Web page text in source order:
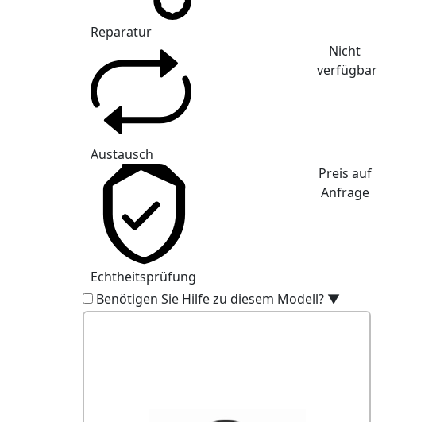
Reparatur
Austausch
Nicht
verfügbar
Echtheitsprüfung
Preis auf
Anfrage
Benötigen Sie Hilfe zu diesem Modell? ▼